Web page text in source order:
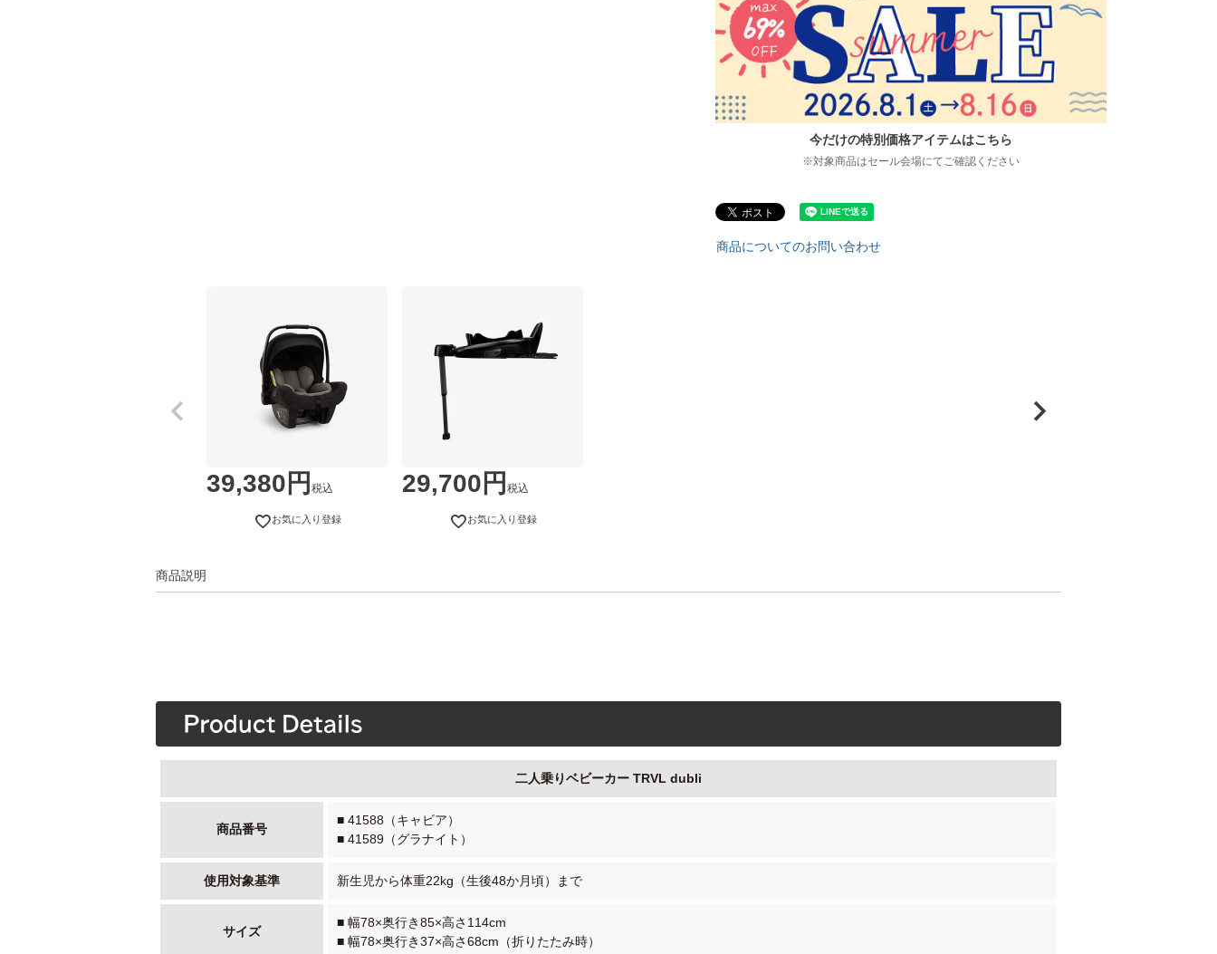
今だけの特別価格アイテムはこちら
※対象商品はセール会場にてご確認ください
商品についてのお問い合わせ
39,380 税込
お気に入り登録
29,700 税込
お気に入り登録
商品説明
二人乗りベビーカー TRVL dubli
商品番号
■ 41588（キャビア）
■ 41589（グラナイト）
使用対象基準 新生児から体重22kg（生後48か月頃）まで
サイズ
■ 幅78×奥行き85×高さ114cm
■ 幅78×奥行き37×高さ68cm（折りたたみ時）